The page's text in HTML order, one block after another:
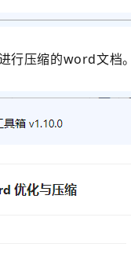
行压缩的word文档